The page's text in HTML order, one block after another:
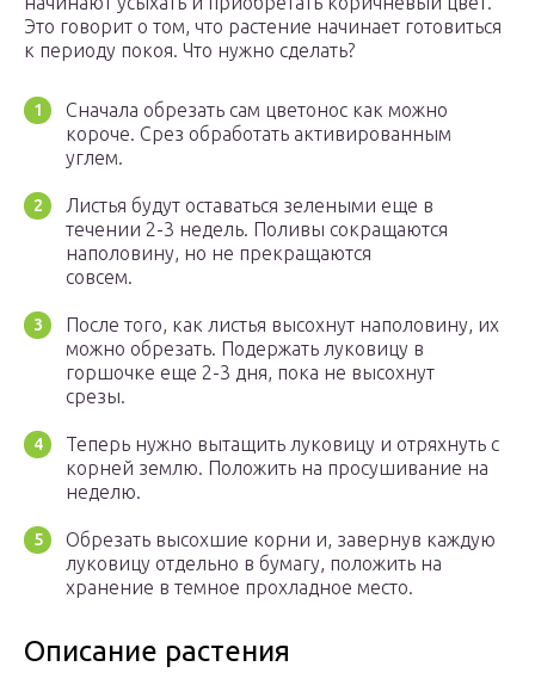
Это говорит о том, что растение начинает готовиться
к периоду покоя. Что нужно сделать?
Сначала обрезать сам цветонос как можно
короче. Срез обработать активированным
углем.
Листья будут оставаться зелеными еще в
течении 2-3 недель. Поливы сокращаются
наполовину, но не прекращаются
совсем.
После того, как листья высохнут наполовину, их
можно обрезать. Подержать луковицу в
горшочке еще 2-3 дня, пока не высохнут
срезы.
Теперь нужно вытащить луковицу и отряхнуть с
корней землю. Положить на просушивание на
неделю.
Обрезать высохшие корни и, завернув каждую
луковицу отдельно в бумагу, положить на
хранение в темное прохладное место.
Описание растения